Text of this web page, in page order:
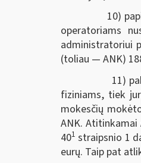
10)
operatoriams
administratoriui
(toliau — ANK)
11)
fiziniams, tiek
mokesčių
ANK. Atitinkamai
401 straipsnio 1
eurų. Taip pat